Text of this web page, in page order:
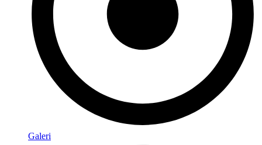
Galeri